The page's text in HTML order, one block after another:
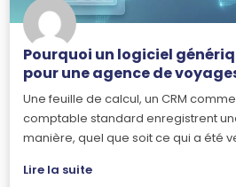
Pourquoi un logiciel
pour une agence de
Une feuille de calcul, un CRM
comptable standard enregistrent
manière, quel que soit ce qui a été
Lire la suite